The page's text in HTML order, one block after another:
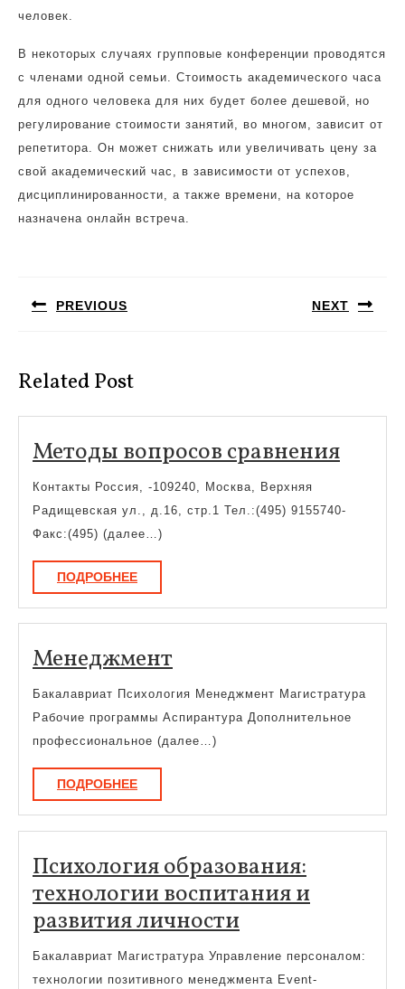
человек.
В некоторых случаях групповые конференции проводятся
с членами одной семьи. Стоимость академического часа
для одного человека для них будет более дешевой, но
регулирование стоимости занятий, во многом, зависит от
репетитора. Он может снижать или увеличивать цену за
свой академический час, в зависимости от успехов,
дисциплинированности, а также времени, на которое
назначена онлайн встреча.
записям
PREVIOUS NEXT
Related Post
Методы вопросов сравнения
Контакты Россия, -109240, Москва, Верхняя
Радищевская ул., д.16, стр.1 Тел.:(495) 9155740-
Факс:(495) (далее…)
ПОДРОБНЕЕПОДРОБНЕЕ
МенеджментМенеджмент
Бакалавриат Психология Менеджмент Магистратура
Рабочие программы Аспирантура Дополнительное
профессиональное (далее…)
ПОДРОБНЕЕПОДРОБНЕЕ
Психология образования:
технологии воспитания и
развития личности
образования:
технологии
Бакалавриат Магистратура Управление персоналом:
технологии позитивного менеджмента Event-